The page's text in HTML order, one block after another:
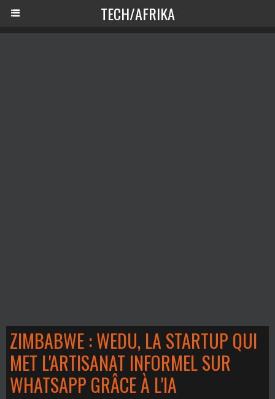
TECH/AFRIKA
ZIMBABWE : WEDU, LA STARTUP QUI
MET L'ARTISANAT INFORMEL SUR
WHATSAPP GRÂCE À L'IA